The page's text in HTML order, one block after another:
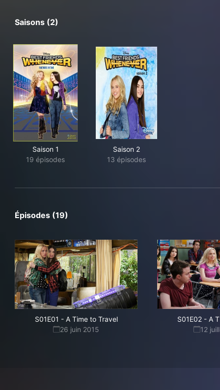
Saisons (2)
Saison 1
19 épisodes
Saison 2
13 épisodes
Épisodes (19)
S01E01 - A Time to Travel
26 juin 2015
S01E02- A
12